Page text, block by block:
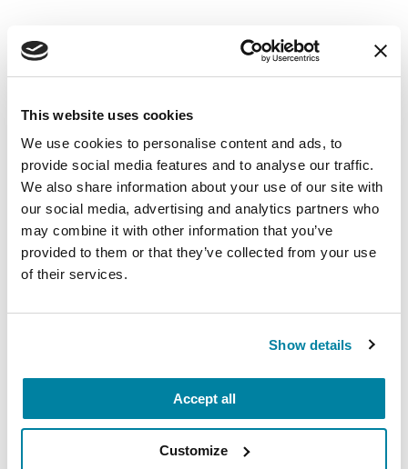
This website uses cookies
We use cookies to personalise content and ads, to
provide social media features and to analyse our traffic.
We also share information about your use of our site with
our social media, advertising and analytics partners who
may combine it with other information that you’ve
provided to them or that they’ve collected from your use
of their services.
Show details
Accept all
Customize
PD Conversations
muchas preguntas. Únase a la sección en español
de esta comunidad en línea para hacer
preguntas, encontrar apoyo y escuchar a los
especialistas de laLínea de Ayuda, quienes
responderán a sus preguntas en el foro.
APRENDER MÁS
ciertos temas relativos al Parkinson. Nuestras
hojas informativas resaltan múltiples temas que
cubren los síntomas y el manejo del Parkinson.